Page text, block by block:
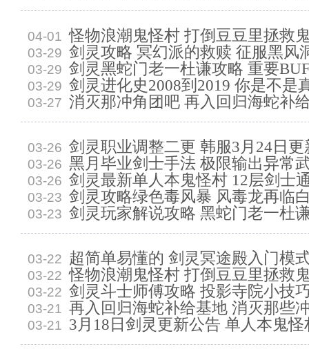
04-01 怪物浪潮鬼怪村 打倒豆豆里拯救
03-29 剑灵攻略 冥幻派的救赎 征服黑风
03-29 剑灵黑蛇门老一杜谦攻略 重要
03-29 剑灵进化史2008到2019 你是不是
03-27 消灭那冲角团吧 再入回归海蛇补
03-26 剑灵职业调整二更 韩服3月24日更
03-26 黑月毕业剑士手法 极限输出异常
03-26 剑灵最新单人本鬼怪村 12层剑士
03-23 剑灵攻略绿色毒风暴 风毒龙再临
03-23 剑灵玩家解说攻略 黑蛇门老一杜
03-22 超简单易懂的 剑灵冥途殿入门模
03-22 怪物浪潮鬼怪村 打倒豆豆里拯救
03-22 剑灵斗士师傅攻略 投影寺院小技
03-21 再入回归海蛇补给基地 消灭那些
03-21 3月18日剑灵更新公告 单人本鬼怪